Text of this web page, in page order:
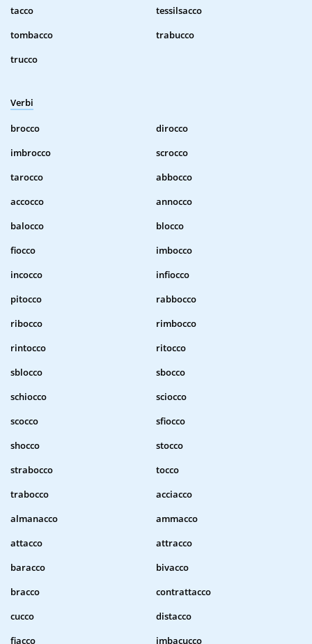
tacco
tessilsacco
tombacco
trabucco
trucco
Verbi
brocco
dirocco
imbrocco
scrocco
tarocco
abbocco
accocco
annocco
balocco
blocco
fiocco
imbocco
incocco
infiocco
pitocco
rabbocco
ribocco
rimbocco
rintocco
ritocco
sblocco
sbocco
schiocco
sciocco
scocco
sfiocco
shocco
stocco
strabocco
tocco
trabocco
acciacco
almanacco
ammacco
attacco
attracco
baracco
bivacco
bracco
contrattacco
cucco
distacco
fiacco
imbacucco